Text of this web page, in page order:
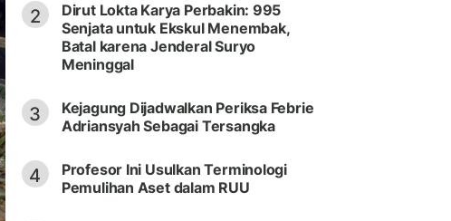
2
Dirut Lokta Karya Perbakin: 995
Senjata untuk Ekskul Menembak,
Batal karena Jenderal Suryo
Meninggal
3
Kejagung Dijadwalkan Periksa Febrie
Adriansyah Sebagai Tersangka
4
Profesor Ini Usulkan Terminologi
Pemulihan Aset dalam RUU